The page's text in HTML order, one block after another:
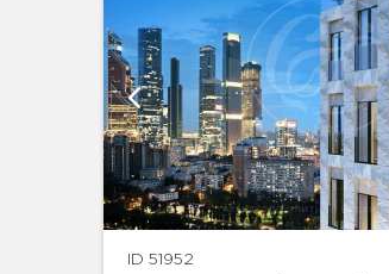
ID 51952
показать ещё 11